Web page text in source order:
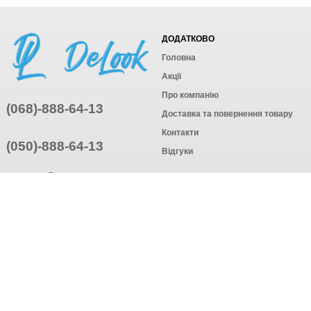
(068)-888-64-13
(050)-888-64-13
ДОДАТКОВО
Головна
Акції
Про компанію
Доставка та повернення товару
Контакти
Відгуки